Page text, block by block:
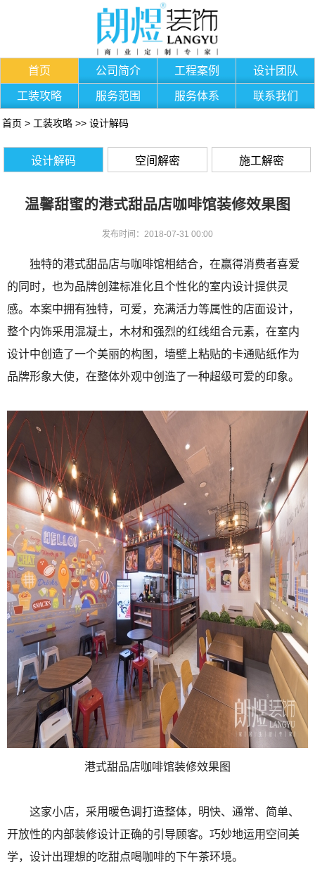
首页 公司简介 工程案例 设计团队
工装攻略 服务范围 服务体系 联系我们
首页 > 工装攻略 >> 设计解码
设计解码 空间解密 施工解密
温馨甜蜜的港式甜品店咖啡馆装修效果图
发布时间：2018-07-31 00:00
独特的港式甜品店与咖啡馆相结合，在赢得消费者喜爱
的同时，也为品牌创建标准化且个性化的室内设计提供灵
感。本案中拥有独特，可爱，充满活力等属性的店面设计，
整个内饰采用混凝土，木材和强烈的红线组合元素，在室内
设计中创造了一个美丽的构图，墙壁上粘贴的卡通贴纸作为
品牌形象大使，在整体外观中创造了一种超级可爱的印象。
港式甜品店咖啡馆装修效果图
这家小店，采用暖色调打造整体，明快、通常、简单、
开放性的内部装修设计正确的引导顾客。巧妙地运用空间美
学，设计出理想的吃甜点喝咖啡的下午茶环境。